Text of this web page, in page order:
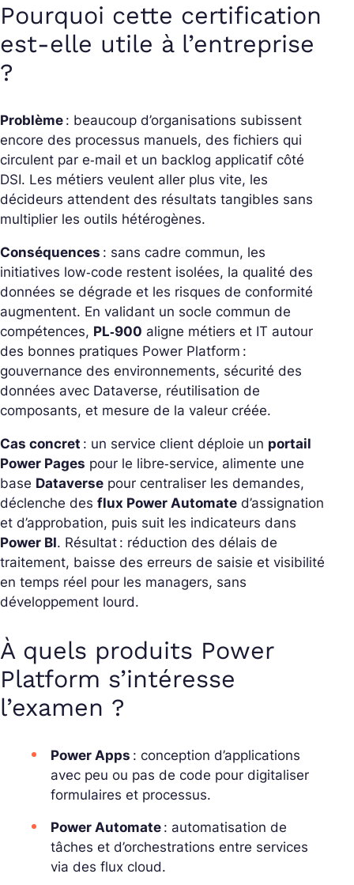
Pourquoi cette certification
est-elle utile à l’entreprise
?
Problème : beaucoup d’organisations subissent
encore des processus manuels, des fichiers qui
circulent par e‑mail et un backlog applicatif côté
DSI. Les métiers veulent aller plus vite, les
décideurs attendent des résultats tangibles sans
multiplier les outils hétérogènes.
Conséquences : sans cadre commun, les
initiatives low‑code restent isolées, la qualité des
données se dégrade et les risques de conformité
augmentent. En validant un socle commun de
compétences, PL‑900 aligne métiers et IT autour
des bonnes pratiques Power Platform :
gouvernance des environnements, sécurité des
données avec Dataverse, réutilisation de
composants, et mesure de la valeur créée.
Cas concret : un service client déploie un portail
Power Pages pour le libre‑service, alimente une
base Dataverse pour centraliser les demandes,
déclenche des flux Power Automate d’assignation
et d’approbation, puis suit les indicateurs dans
Power BI. Résultat : réduction des délais de
traitement, baisse des erreurs de saisie et visibilité
en temps réel pour les managers, sans
développement lourd.
À quels produits Power
Platform s’intéresse
l’examen ?
Power Apps : conception d’applications
avec peu ou pas de code pour digitaliser
formulaires et processus.
Power Automate : automatisation de
tâches et d’orchestrations entre services
via des flux cloud.